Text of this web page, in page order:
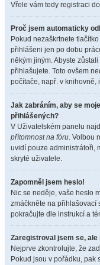
Vřele vám tedy registraci
Proč jsem automaticky
Pokud nezaškrtnete tlačítko
přihlášeni jen po dobu
někým jiným. Abyste
přihlašujete. Toto ovšem
počítače, např. v knihovně,
Jak zabráním, aby se
přihlášených?
V Uživatelském panelu
přítomnost na fóru. Volbou
uvidí pouze administrátoři,
skryté uživatele.
Zapomněl jsem heslo!
Nic se neděje, vaše heslo
zmáčkněte na přihlašovací
pokračujte dle instrukcí a
Zaregistroval jsem se,
Nejprve zkontrolujte, že
Pokud jsou v pořádku,